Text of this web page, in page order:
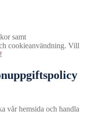
samt
cookieanvändning. Vill
vår hemsida och handla